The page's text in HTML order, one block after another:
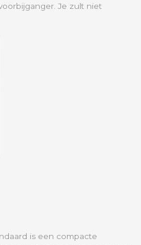
Je zult niet
is een compacte